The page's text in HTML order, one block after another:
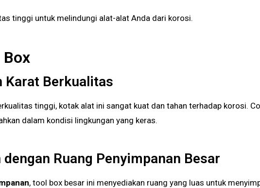
tinggi untuk melindungi alat-alat Anda dari korosi.
Box
Karat Berkualitas
tinggi, kotak alat ini sangat kuat dan tahan terhadap korosi.
dalam kondisi lingkungan yang keras.
Ruang Penyimpanan Besar
, tool box besar ini menyediakan ruang yang luas untuk